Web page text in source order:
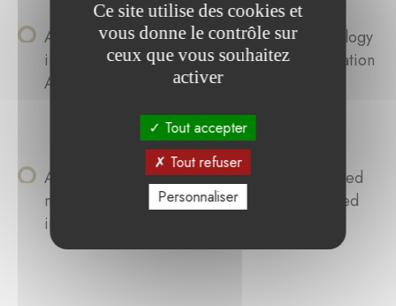
Axel Diriken: Integration of the SMR Technology
into the Belgian Energy Mix: a Cost Optimisation
Approach
Andreia Alves: Development of a standardized
methodology for the systematic, effect-related
investigation of photocatalysts
Ce site utilise des cookies et
vous donne le contrôle sur
ceux que vous souhaitez
activer
Tout accepter
Tout refuser
Personnaliser